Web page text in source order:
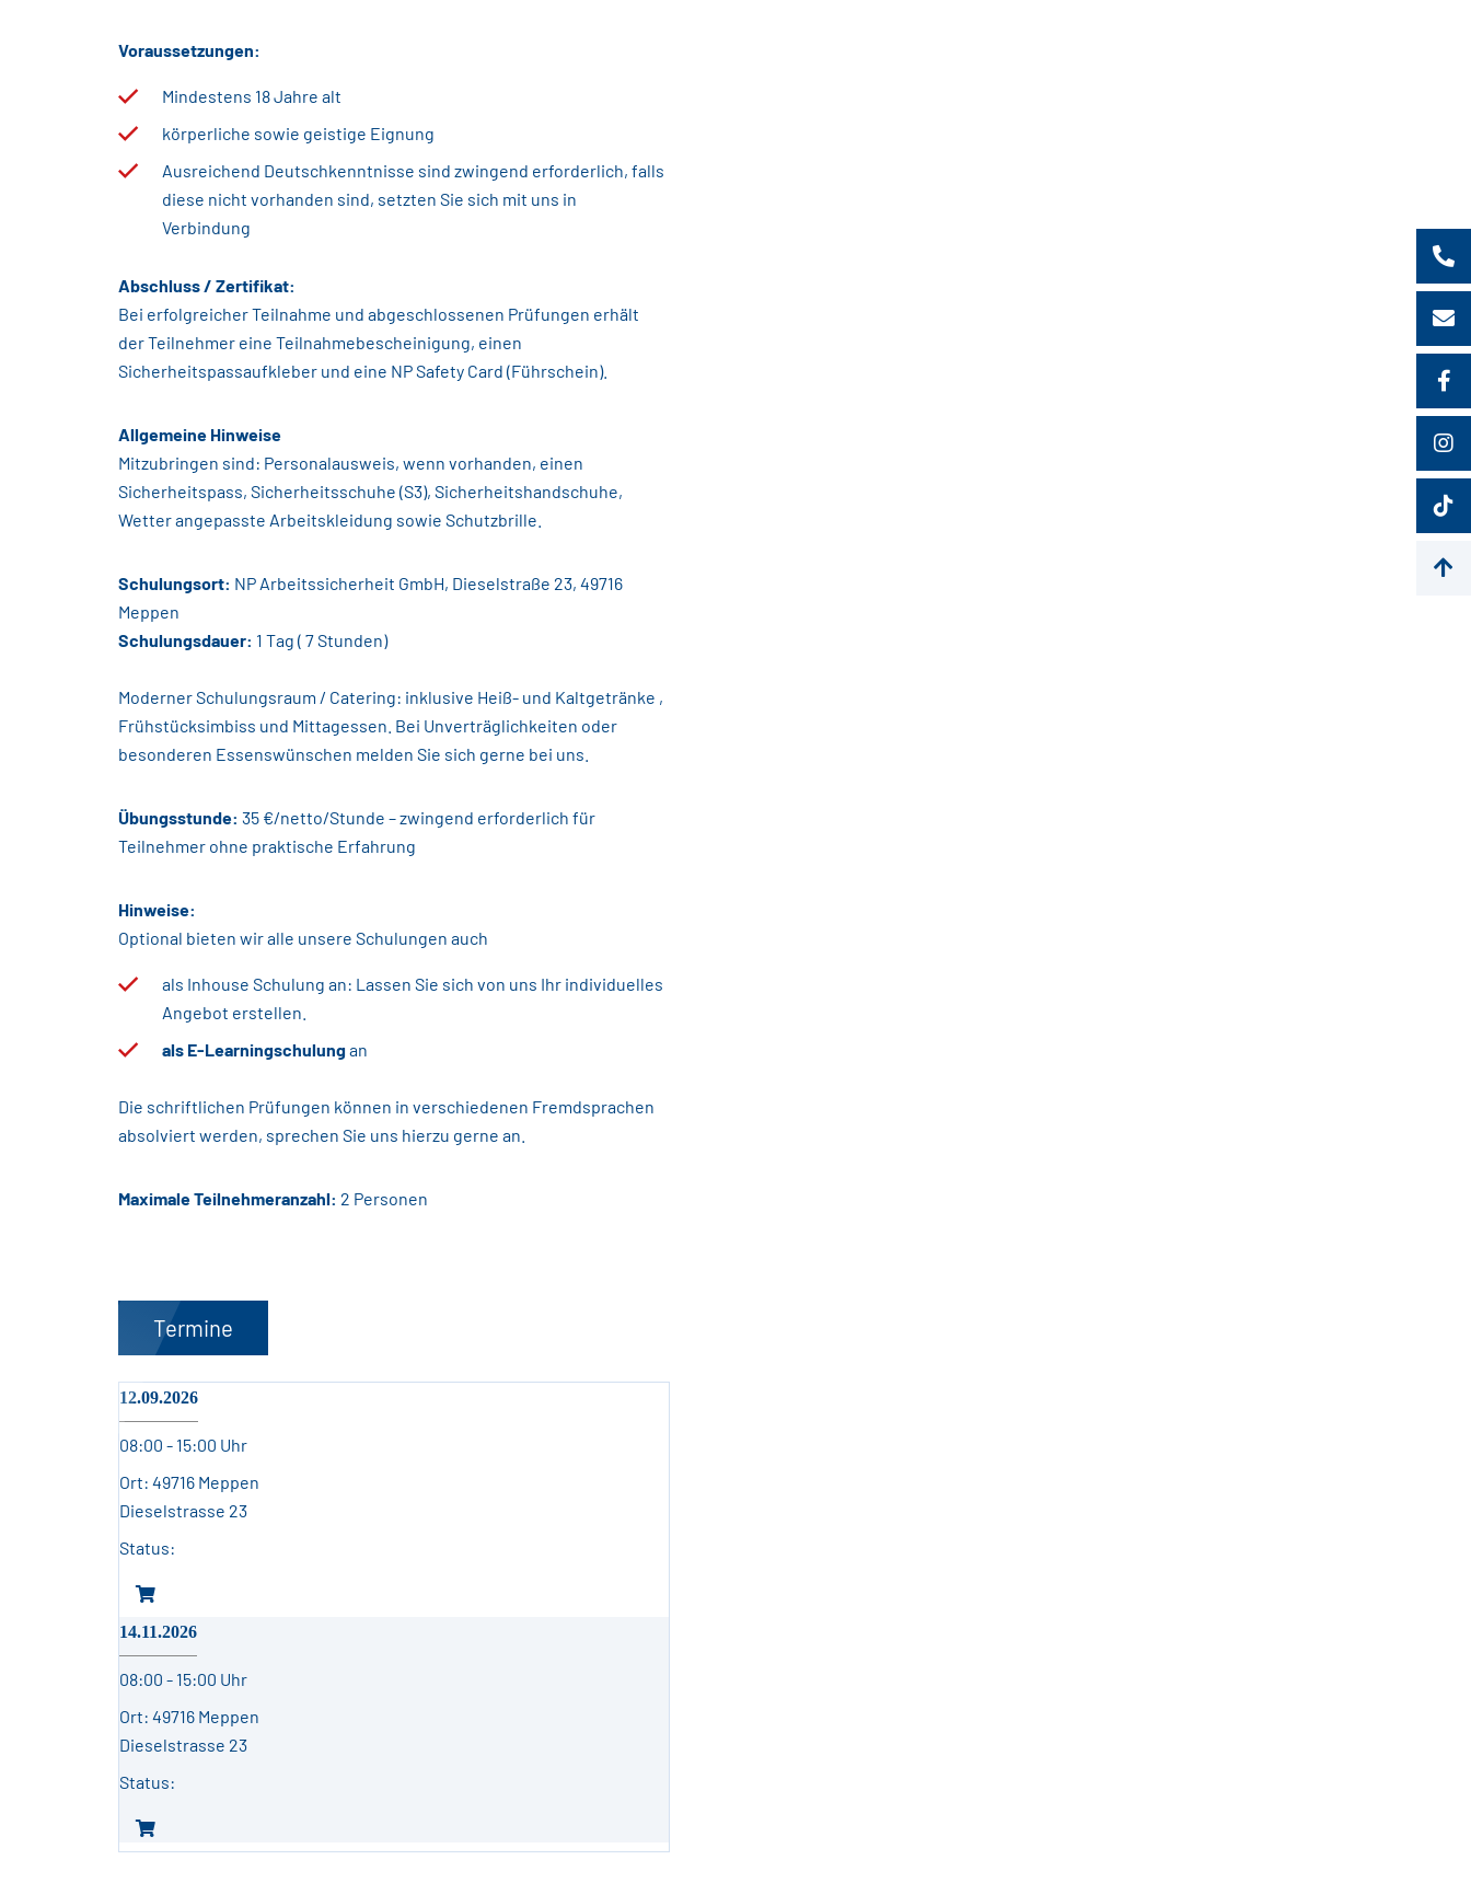
Voraussetzungen:
Mindestens 18 Jahre alt
körperliche sowie geistige Eignung
Ausreichend Deutschkenntnisse sind zwingend erforderlich, falls
diese nicht vorhanden sind, setzten Sie sich mit uns in
Verbindung
Abschluss / Zertifikat:
Bei erfolgreicher Teilnahme und abgeschlossenen Prüfungen erhält
der Teilnehmer eine Teilnahmebescheinigung, einen
Sicherheitspassaufkleber und eine NP Safety Card (Führschein).
Allgemeine Hinweise
Mitzubringen sind: Personalausweis, wenn vorhanden, einen
Sicherheitspass, Sicherheitsschuhe (S3), Sicherheitshandschuhe,
Wetter angepasste Arbeitskleidung sowie Schutzbrille.
Schulungsort: NP Arbeitssicherheit GmbH, Dieselstraße 23, 49716
Meppen
Schulungsdauer: 1 Tag ( 7 Stunden)
Moderner Schulungsraum / Catering: inklusive Heiß- und Kaltgetränke ,
Frühstücksimbiss und Mittagessen. Bei Unverträglichkeiten oder
besonderen Essenswünschen melden Sie sich gerne bei uns.
Übungsstunde: 35 €/netto/Stunde – zwingend erforderlich für
Teilnehmer ohne praktische Erfahrung
Hinweise:
Optional bieten wir alle unsere Schulungen auch
als Inhouse Schulung an: Lassen Sie sich von uns Ihr individuelles
Angebot erstellen.
als E-Learningschulungan
Die schriftlichen Prüfungen können in verschiedenen Fremdsprachen
absolviert werden, sprechen Sie uns hierzu gerne an.
Maximale Teilnehmeranzahl: 2 Personen
Termine
12.09.2026
08:00 - 15:00 Uhr
49716 Meppen
Dieselstrasse 23
14.11.2026
08:00 - 15:00 Uhr
49716 Meppen
Dieselstrasse 23